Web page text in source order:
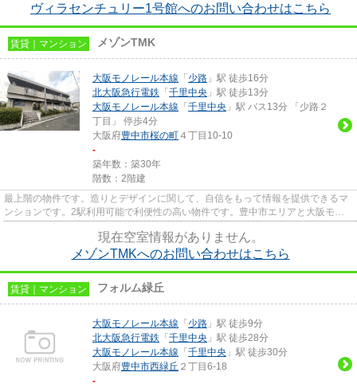
ヴィラセンチュリー1号館へのお問い合わせはこちら
賃貸｜マンション メゾンTMK
大阪モノレール本線 「 少路 」駅 徒歩16分
北大阪急行電鉄 「 千里中央 」駅 徒歩13分
大阪モノレール本線 「 千里中央 」駅 バス13分 「少路２
丁目」 停歩4分
大阪府豊中市桜の町 ４丁目10-10
-
築年数：築30年
階数：2階建
最上階の物件です。造りとデザインに関して、自信をもって情報を提供できるマ
ンションです。2駅利用可能で利便性の高い物件です。豊中市エリアと大阪モノ
現在空室情報がありません。
メゾンTMKへのお問い合わせはこちら
賃貸｜マンション フォルム緑丘
大阪モノレール本線 「 少路 」駅 徒歩9分
北大阪急行電鉄 「 千里中央 」駅 徒歩28分
大阪モノレール本線 「 千里中央 」駅 徒歩30分
大阪府豊中市西緑丘 ２丁目6-18
-